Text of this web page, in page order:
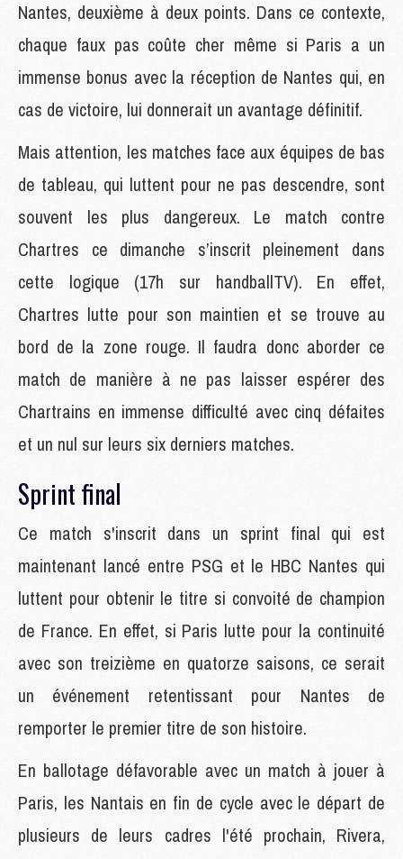
Nantes, deuxième à deux points. Dans ce contexte,
chaque faux pas coûte cher même si Paris a un
immense bonus avec la réception de Nantes qui, en
cas de victoire, lui donnerait un avantage définitif.
Mais attention, les matches face aux équipes de bas
de tableau, qui luttent pour ne pas descendre, sont
souvent les plus dangereux. Le match contre
Chartres ce dimanche s’inscrit pleinement dans
cette logique (17h sur handballTV). En effet,
Chartres lutte pour son maintien et se trouve au
bord de la zone rouge. Il faudra donc aborder ce
match de manière à ne pas laisser espérer des
Chartrains en immense difficulté avec cinq défaites
et un nul sur leurs six derniers matches.
Sprint final
Ce match s'inscrit dans un sprint final qui est
maintenant lancé entre PSG et le HBC Nantes qui
luttent pour obtenir le titre si convoité de champion
de France. En effet, si Paris lutte pour la continuité
avec son treizième en quatorze saisons, ce serait
un événement retentissant pour Nantes de
remporter le premier titre de son histoire.
En ballotage défavorable avec un match à jouer à
Paris, les Nantais en fin de cycle avec le départ de
plusieurs de leurs cadres l'été prochain, Rivera,